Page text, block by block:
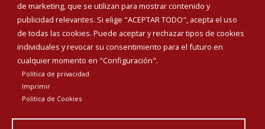
de marketing, que se utilizan para mostrar contenido y
publicidad relevantes. Si elige "ACEPTAR TODO", acepta el uso
de todas las cookies. Puede aceptar y rechazar tipos de cookies
individuales y revocar su consentimiento para el futuro en
cualquier momento en "Configuración".
Política de privacidad
Imprimir
Politica de Cookies
Diputación de Burgos
Aviso Legal Política de privacidad